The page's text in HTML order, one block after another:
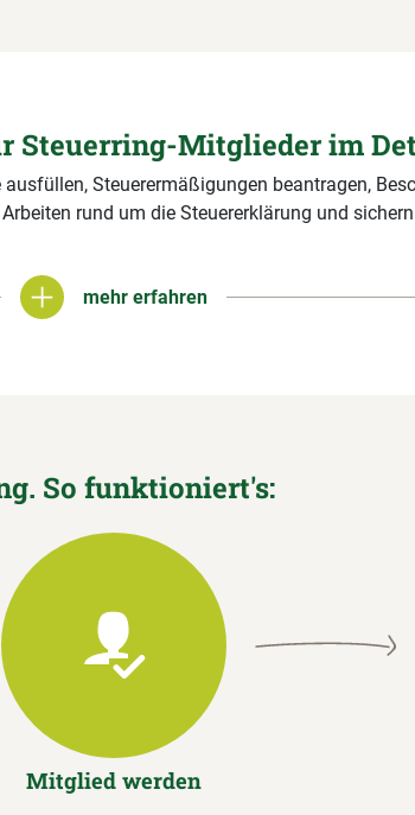
Steuerring-Mitglieder im
Steuerermäßigungen beantragen,
rund um die Steuererklärung und
mehr erfahren
mehr erfahren
So funktioniert's:
Mitglied werden